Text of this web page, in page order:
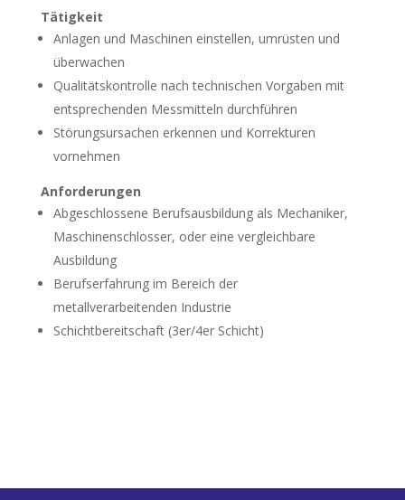
Tätigkeit
Anlagen und Maschinen einstellen, umrüsten und
überwachen
Qualitätskontrolle nach technischen Vorgaben mit
entsprechenden Messmitteln durchführen
Störungsursachen erkennen und Korrekturen
vornehmen
Anforderungen
Abgeschlossene Berufsausbildung als Mechaniker,
Maschinenschlosser, oder eine vergleichbare
Ausbildung
Berufserfahrung im Bereich der
metallverarbeitenden Industrie
Schichtbereitschaft (3er/4er Schicht)